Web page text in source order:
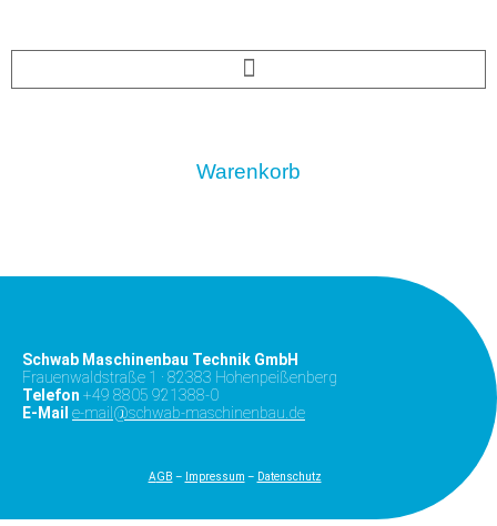
Warenkorb
Schwab Maschinenbau Technik GmbH
Frauenwaldstraße 1 · 82383 Hohenpeißenberg
Telefon +49 8805 921388-0
E-Mail e-mail@schwab-maschinenbau.de
AGB – Impressum – Datenschutz